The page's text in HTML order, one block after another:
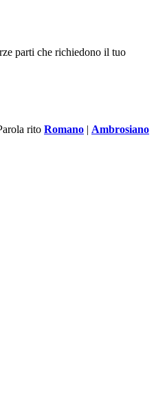
parti che richiedono il tuo
rito Romano | Ambrosiano